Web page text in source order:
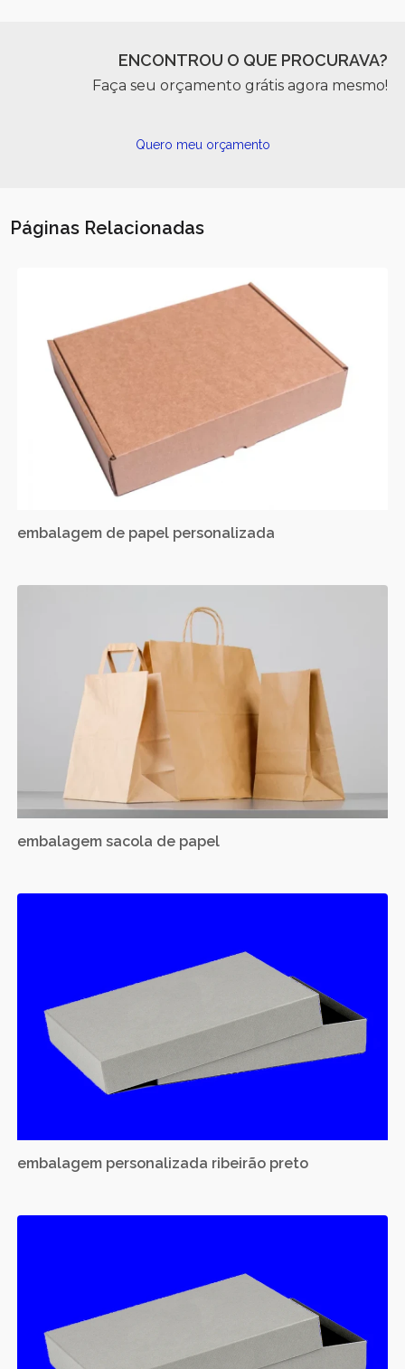
ENCONTROU O QUE PROCURAVA?
Faça seu orçamento grátis agora mesmo!
Quero meu orçamento
Páginas Relacionadas
embalagem de papel personalizada
embalagem sacola de papel
embalagem personalizada ribeirão preto